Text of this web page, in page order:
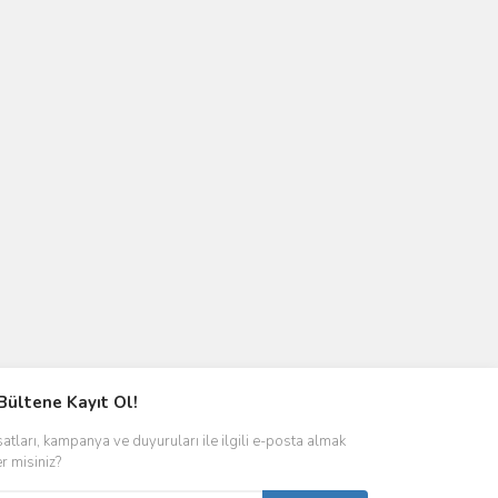
Kayıt Ol!
kampanya ve duyuruları ile ilgili e-posta almak
misiniz?